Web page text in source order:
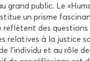
grand pu­blic. Le
un prisme
re­flètent des
re­la­tives à la jus­tice
l’in­di­vi­du et au rôle